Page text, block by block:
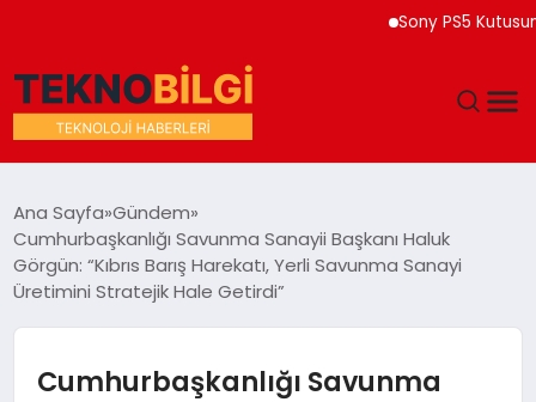
Sony PS5 Kutusuna
DÜNYA
EKONOMI
Ana Sayfa Gündem
Cumhurbaşkanlığı Savunma Sanayii Başkanı Haluk
Görgün: “Kıbrıs Barış Harekatı, Yerli Savunma Sanayi
Üretimini Stratejik Hale Getirdi”
Cumhurbaşkanlığı Savunma